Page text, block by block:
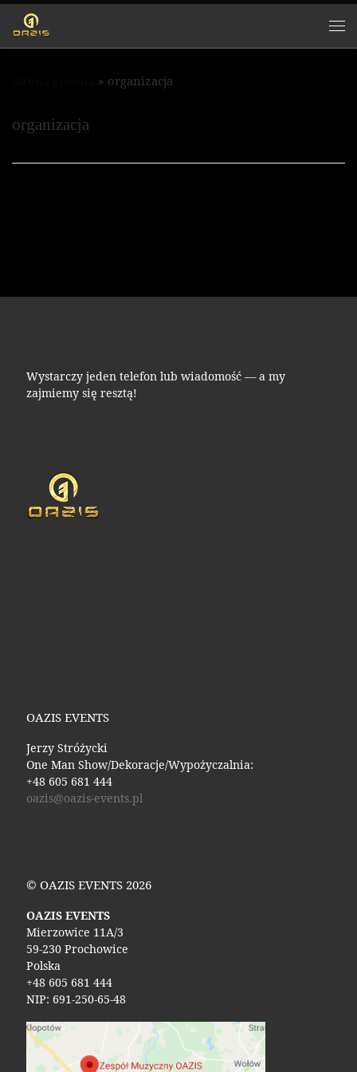
Przejdź do treści
» organizacja
organizacja
Wystarczy jeden telefon lub wiadomość — a my
zajmiemy się resztą!
OAZIS EVENTS
Jerzy Stróżycki
One Man Show/Dekoracje/Wypożyczalnia:
+48 605 681 444
oazis@oazis-events.pl
© OAZIS EVENTS 2026
OAZIS EVENTS
Mierzowice 11A/3
59-230 Prochowice
Polska
+48 605 681 444
NIP: 691-250-65-48